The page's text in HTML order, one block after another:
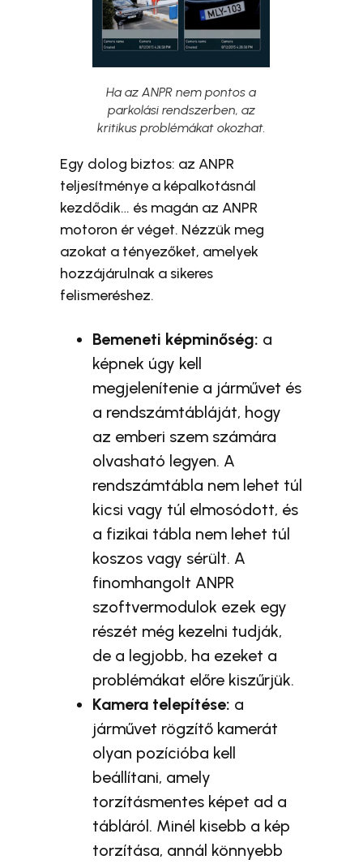
Ha az ANPR nem pontos a
parkolási rendszerben, az
kritikus problémákat okozhat.
Egy dolog biztos: az ANPR
teljesítménye a képalkotásnál
kezdődik… és magán az ANPR
motoron ér véget. Nézzük meg
azokat a tényezőket, amelyek
hozzájárulnak a sikeres
felismeréshez.
Bemeneti képminőség: a
képnek úgy kell
megjelenítenie a járművet és
a rendszámtábláját, hogy
az emberi szem számára
olvasható legyen. A
rendszámtábla nem lehet túl
kicsi vagy túl elmosódott, és
a fizikai tábla nem lehet túl
koszos vagy sérült. A
finomhangolt ANPR
szoftvermodulok ezek egy
részét még kezelni tudják,
de a legjobb, ha ezeket a
problémákat előre kiszűrjük.
Kamera telepítése: a
járművet rögzítő kamerát
olyan pozícióba kell
beállítani, amely
torzításmentes képet ad a
tábláról. Minél kisebb a kép
torzítása, annál könnyebb